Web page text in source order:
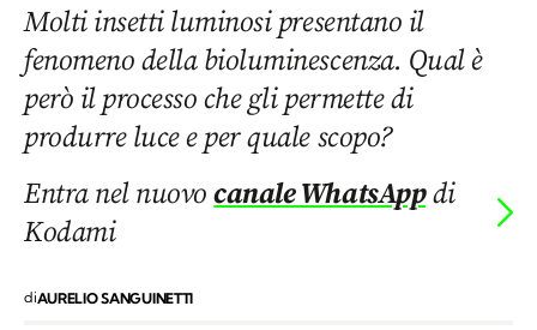
Molti insetti luminosi presentano il
fenomeno della bioluminescenza. Qual è
però il processo che gli permette di
produrre luce e per quale scopo?
Entra nel nuovocanale WhatsAppdi
Kodami
diAURELIO SANGUINETTI